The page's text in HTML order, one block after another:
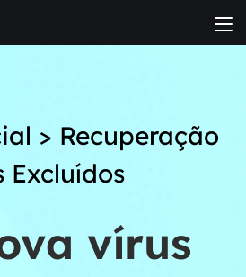
> Recuperação
Excluídos
vírus